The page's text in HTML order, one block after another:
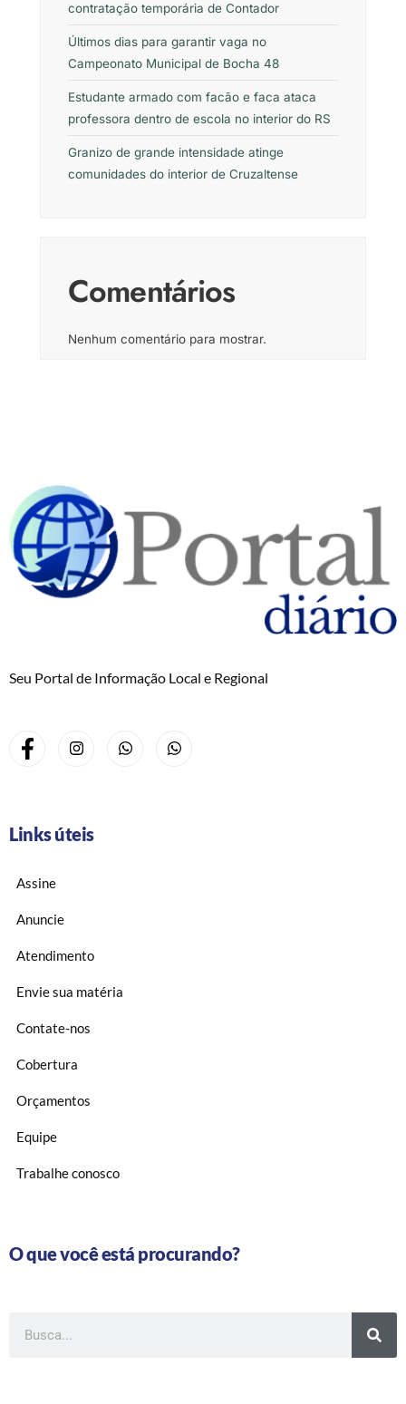
contratação temporária de Contador
Últimos dias para garantir vaga no
Campeonato Municipal de Bocha 48
Estudante armado com facão e faca ataca
professora dentro de escola no interior do RS
Granizo de grande intensidade atinge
comunidades do interior de Cruzaltense
Comentários
Nenhum comentário para mostrar.
Seu Portal de Informação Local e Regional
Links úteis
Assine
Anuncie
Atendimento
Envie sua matéria
Contate-nos
Cobertura
Orçamentos
Equipe
Trabalhe conosco
O que você está procurando?